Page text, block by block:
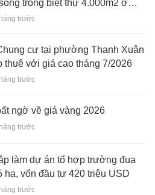
trong biệt thự 4.000m2 ở
Pháp, đẹp như cổ tích
trước
cư tại phường Thanh Xuân
thuê với giá cao tháng 7/2026
trước
ngờ về giá vàng 2026
trước
làm dự án tổ hợp trường đua
ha, vốn đầu tư 420 triệu USD
trước